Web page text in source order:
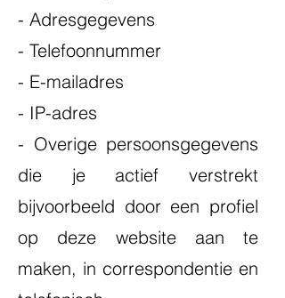
- Adresgegevens
- Telefoonnummer
- E-mailadres
- IP-adres
- Overige persoonsgegevens
die je actief verstrekt
bijvoorbeeld door een profiel
op deze website aan te
maken, in correspondentie en